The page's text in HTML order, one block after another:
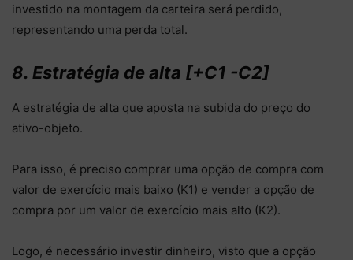
investido na montagem da carteira será perdido,
representando uma perda total.
8. Estratégia de alta [+C1 -C2]
A estratégia de alta que aposta na subida do preço do
ativo-objeto.
Para isso, é preciso comprar uma opção de compra com
valor de exercício mais baixo (K1) e vender a opção de
compra por um valor de exercício mais alto (K2).
Logo, é necessário investir dinheiro, visto que a opção